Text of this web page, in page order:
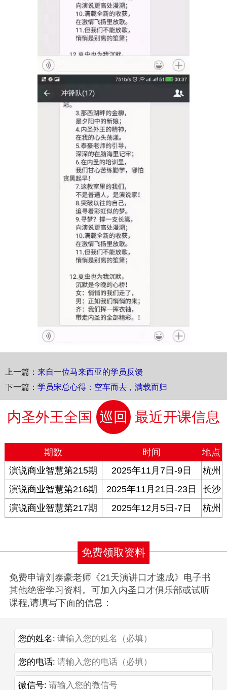
上一篇： 来自一位马来西亚的学员反馈
下一篇： 学员宋总心得：空车而去，满载而归
内圣外王全国 巡回 最近开课信息
期数 时间
地点
演说商业智慧第215期
2025年11月7日-9日
杭州
演说商业智慧第216期
2025年11月21日-23日
长沙
演说商业智慧第217期
2025年12月5日-7日 杭州
免费领取资料
免费申请刘泰豪老师《21天演讲口才速成》电子书
其他绝密学习资料。可加入内圣口才俱乐部或试听
课程,请填写下面的信息：
您的姓名:
您的电话:
微信号: